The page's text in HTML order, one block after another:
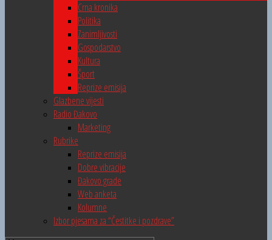
Crna kronika
Politika
Zanimljivosti
Gospodarstvo
Kultura
Šport
Reprize emisija
Glazbene vijesti
Radio Đakovo
Marketing
Rubrike
Reprize emisija
Dobre vibracije
Đakovo grade
Web anketa
Kolumne
Izbor pjesama za “Čestitke i pozdrave”